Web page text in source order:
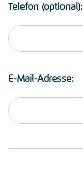
Telefon (optional):
E-Mail-Adresse: